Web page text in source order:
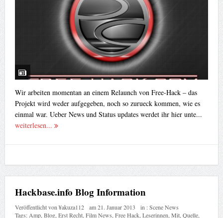
Wir arbeiten momentan an einem Relaunch von Free-Hack – das
Projekt wird weder aufgegeben, noch so zurueck kommen, wie es
einmal war. Ueber News und Status updates werdet ihr hier unte...
weiterlesen...
Hackbase.info Blog Information
Veröffentlicht von¥akuza112 am21. Januar 2013 in :Scene News
Tags:Amp,Blog,Erst Recht,Film News,Free Hack,Leserinnen,Mit,Quelle,